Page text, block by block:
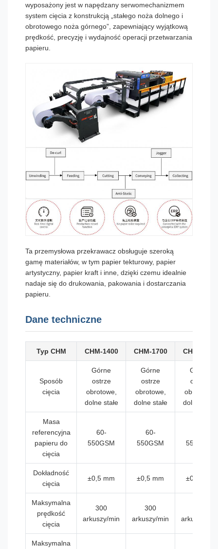
wyposażony jest w napędzany serwomechanizmem
system cięcia z konstrukcją „stałego noża dolnego i
obrotowego noża górnego”, zapewniający wyjątkową
prędkość, precyzję i wydajność operacji przetwarzania
papieru.
Ta przemysłowa przekrawacz obsługuje szeroką
gamę materiałów, w tym papier tekturowy, papier
artystyczny, papier kraft i inne, dzięki czemu idealnie
nadaje się do drukowania, pakowania i dostarczania
papieru.
Dane techniczne
Typ CHM CHM-1400 CHM-1700 CHM-1900
Sposób
cięcia
Górne
ostrze
obrotowe,
dolne stałe
Górne
ostrze
obrotowe,
dolne stałe
Górne
ostrze
obrotowe,
dolne stałe
Masa
referencyjna
papieru do
cięcia
60-
550GSM
60-
550GSM
550GSM
Dokładność
cięcia
±0,5 mm ±0,5 mm ±0,5 mm
Maksymalna
prędkość
cięcia
300
arkuszy/min
300
arkuszy/min
arkuszy/min
Maksymalna